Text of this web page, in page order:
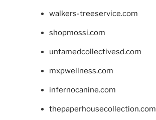
walkers-treeservice.com
shopmossi.com
untamedcollectivesd.com
mxpwellness.com
infernocanine.com
thepaperhousecollection.com